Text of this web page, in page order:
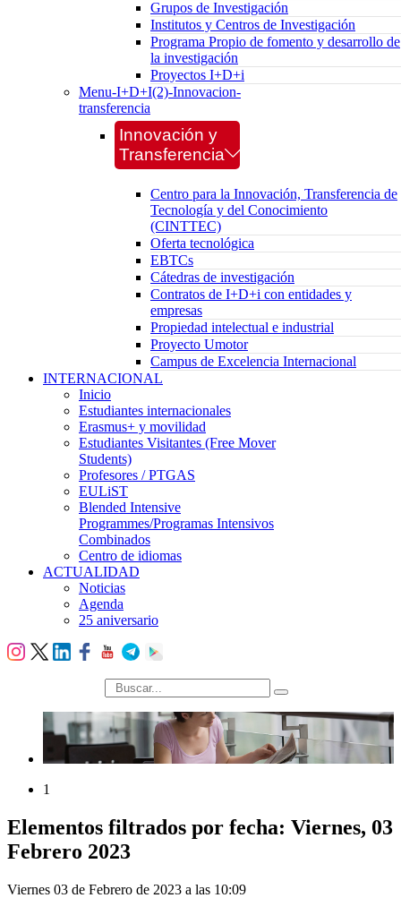
Grupos de Investigación
Institutos y Centros de Investigación
Programa Propio de fomento y desarrollo de
la investigación
Proyectos I+D+i
Menu-I+D+I(2)-Innovacion-
transferencia
Innovación y
Transferencia
Centro para la Innovación, Transferencia de
Tecnología y del Conocimiento
(CINTTEC)
Oferta tecnológica
EBTCs
Cátedras de investigación
Contratos de I+D+i con entidades y
empresas
Propiedad intelectual e industrial
Proyecto Umotor
Campus de Excelencia Internacional
INTERNACIONAL
Inicio
Estudiantes internacionales
Erasmus+ y movilidad
Estudiantes Visitantes (Free Mover
Students)
Profesores / PTGAS
EULiST
Blended Intensive
Programmes/Programas Intensivos
Combinados
Centro de idiomas
ACTUALIDAD
Noticias
Agenda
25 aniversario
búsqueda
1
Elementos filtrados por fecha: Viernes, 03
Febrero 2023
Viernes 03 de Febrero de 2023 a las 10:09